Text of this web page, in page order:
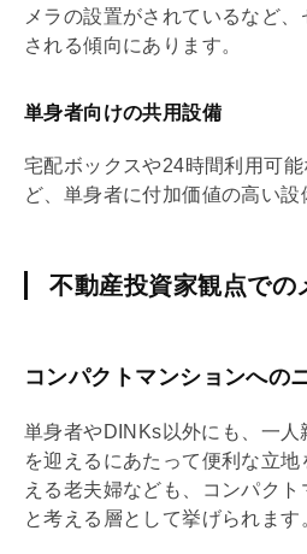
メラの設置がされているなど
される傾向にあります。
単身者向けの共用設備
宅配ボックスや24時間利用可
ど、単身者に付加価値の高い設
不動産投資家観点での
コンパクトマンションへの
単身者やDINKs以外にも、一人
を迎えるにあたって便利な立
える老夫婦なども、コンパク
と考える層として挙げられます